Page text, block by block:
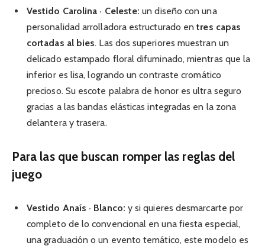
Vestido Carolina · Celeste: un diseño con una
personalidad arrolladora estructurado entres capas
cortadas al bies. Las dos superiores muestran un
delicado estampado floral difuminado, mientras que la
inferior es lisa, logrando un contraste cromático
precioso. Su escote palabra de honor es ultra seguro
gracias a las bandas elásticas integradas en la zona
delantera y trasera.
Para las que buscan romper las reglas del
juego
Vestido Anaís · Blanco: y si quieres desmarcarte por
completo de lo convencional en una fiesta especial,
una graduación o un evento temático, este modelo es